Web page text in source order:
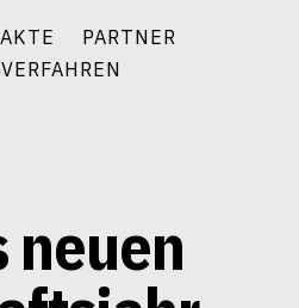
PARTNER
neuen